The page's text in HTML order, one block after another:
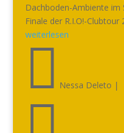
Dachboden-Ambiente
Finale der R.I.O!-
weiterlesen
 Nessa Deleto |